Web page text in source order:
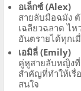
อเล็กซ์ (Alex)
สายลับมือฉมัง ตั
เฉลียวฉลาด ไ
อันตรายได้ทุกเ
เอมิลี่ (Emily)
คู่หูสายลับหญิงที่
สำคัญที่ทำให้เรื่
สนใจ